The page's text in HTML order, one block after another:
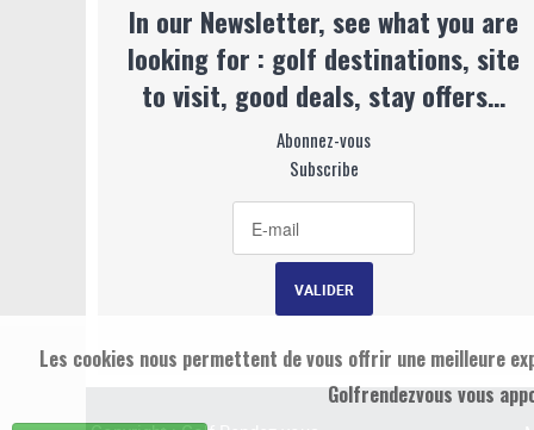
In our Newsletter, see what you are
looking for : golf destinations, site
to visit, good deals, stay offers…
Abonnez-vous
Subscribe
Les cookies nous permettent de vous offrir une meilleure
Golfrendezvous vous